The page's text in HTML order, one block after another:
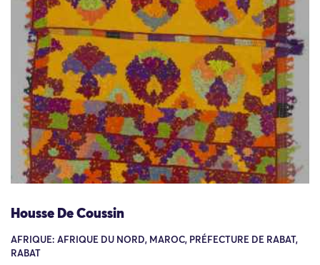
Housse De Coussin
AFRIQUE: AFRIQUE DU NORD, MAROC, PRÉFECTURE DE RABAT,
RABAT